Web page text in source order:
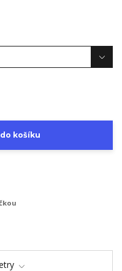
košíku